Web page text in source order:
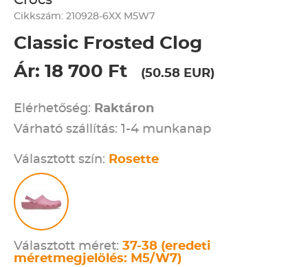
Cikkszám: 210928-6XX M5W7
Classic Frosted Clog
Ár: 18 700 Ft
(50.58 EUR)
Elérhetőség: Raktáron
Várható szállítás: 1-4 munkanap
Választott szín: Rosette
Választott méret: 37-38 (eredeti
méretmegjelölés: M5/W7)